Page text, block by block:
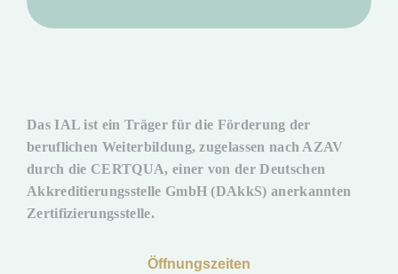
Das IAL ist ein Träger für die Förderung der
beruflichen Weiterbildung, zugelassen nach AZAV
durch die CERTQUA, einer von der Deutschen
Akkreditierungsstelle GmbH (DAkkS) anerkannten
Zertifizierungsstelle.
Öffnungszeiten